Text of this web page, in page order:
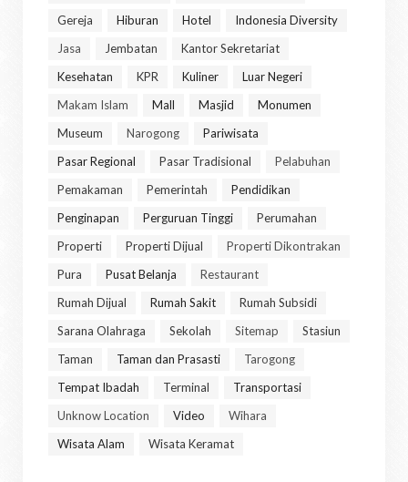
Gereja
Hiburan Hotel
Indonesia Diversity
Jasa
Jembatan
Kantor Sekretariat
Kesehatan
KPR Kuliner
Luar Negeri
Makam Islam
Mall Masjid
Monumen
Museum
Narogong
Pariwisata
Pasar Regional
Pasar Tradisional
Pelabuhan
Pemakaman
Pemerintah
Pendidikan
Penginapan
Perguruan Tinggi
Perumahan
Properti
Properti Dijual
Properti Dikontrakan
Pura
Pusat Belanja
Restaurant
Rumah Dijual
Rumah Sakit
Rumah Subsidi
Sarana Olahraga
Sekolah Sitemap
Stasiun
Taman
Taman dan Prasasti
Tarogong
Tempat Ibadah
Terminal
Transportasi
Unknow Location
Video
Wihara
Wisata Alam
Wisata Keramat